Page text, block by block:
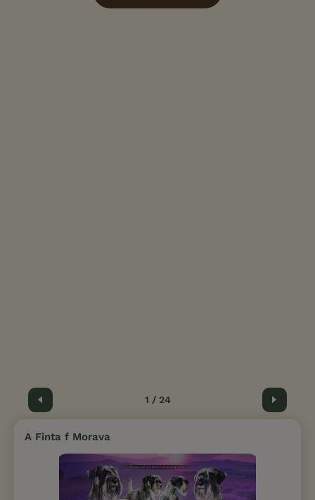
Předchozí 1 / 24 Další
A Finta f Morava